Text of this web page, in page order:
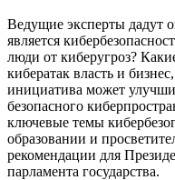
Ведущие эксперты дадут
является
люди от киберугроз?
кибератак власть и
инициатива может
безопасного
ключевые темы
образовании и
рекомендации для
парламента государства.